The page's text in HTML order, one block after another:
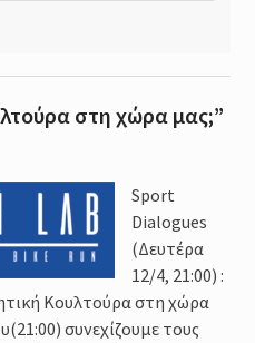
στη χώρα μας;”
Sport
Dialogues
(Δευτέρα
12/4, 21:00) :
Κουλτούρα στη χώρα
συνεχίζουμε τους